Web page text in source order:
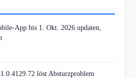
App bis 1. Okt. 2026 updaten,
löst Absturzproblem